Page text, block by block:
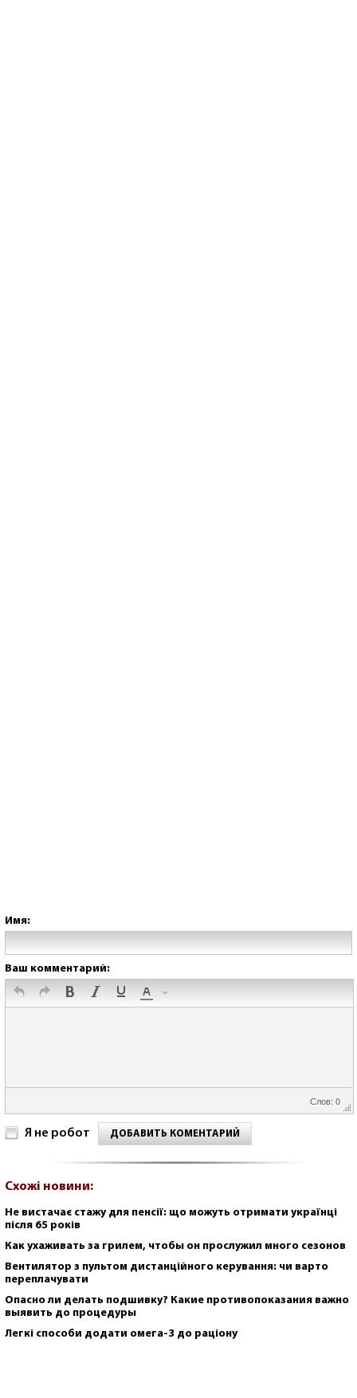
Имя:
Ваш комментарий:
Слов: 0
Я не робот ДОБАВИТЬ КОМЕНТАРИЙ
Схожі новини:
Не вистачає стажу для пенсії: що можуть отримати українці
після 65 років
Как ухаживать за грилем, чтобы он прослужил много сезонов
Вентилятор з пультом дистанційного керування: чи варто
переплачувати
Опасно ли делать подшивку? Какие противопоказания важно
выявить до процедуры
Легкі способи додати омега-3 до раціону